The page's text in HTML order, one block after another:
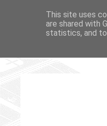
This site uses
are shared with
statistics, and